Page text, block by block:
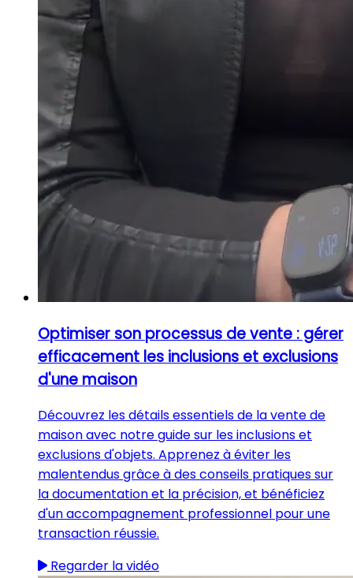
Optimiser son processus de vente : gérer
efficacement les inclusions et exclusions
d'une maison
Découvrez les détails essentiels de la vente de
maison avec notre guide sur les inclusions et
exclusions d'objets. Apprenez à éviter les
malentendus grâce à des conseils pratiques sur
la documentation et la précision, et bénéficiez
d'un accompagnement professionnel pour une
transaction réussie.
Regarder la vidéo